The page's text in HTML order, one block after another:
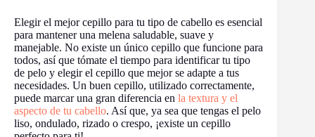
Elegir el mejor cepillo para tu tipo de cabello es esencial
para mantener una melena saludable, suave y
manejable. No existe un único cepillo que funcione para
todos, así que tómate el tiempo para identificar tu tipo
de pelo y elegir el cepillo que mejor se adapte a tus
necesidades. Un buen cepillo, utilizado correctamente,
puede marcar una gran diferencia en la textura y el
aspecto de tu cabello. Así que, ya sea que tengas el pelo
liso, ondulado, rizado o crespo, ¡existe un cepillo